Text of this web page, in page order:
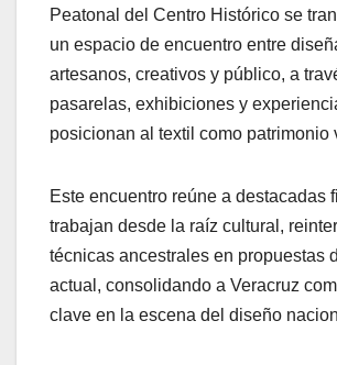
Peatonal del Centro Histórico se
un espacio de encuentro entre
artesanos, creativos y público, a
pasarelas, exhibiciones y
posicionan al textil como patrimonio
Este encuentro reúne a destacadas
trabajan desde la raíz cultural,
técnicas ancestrales en propuestas
actual, consolidando a Veracruz
clave en la escena del diseño